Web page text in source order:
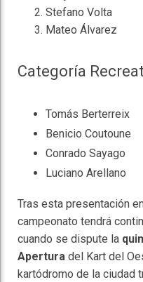
Stefano Volta
Mateo Álvarez
Categoría
Tomás Berterreix
Benicio Coutoune
Conrado Sayago
Luciano Arellano
Tras esta presentación
campeonato tendrá
cuando se dispute la
Apertura del Kart del
kartódromo de la ciudad